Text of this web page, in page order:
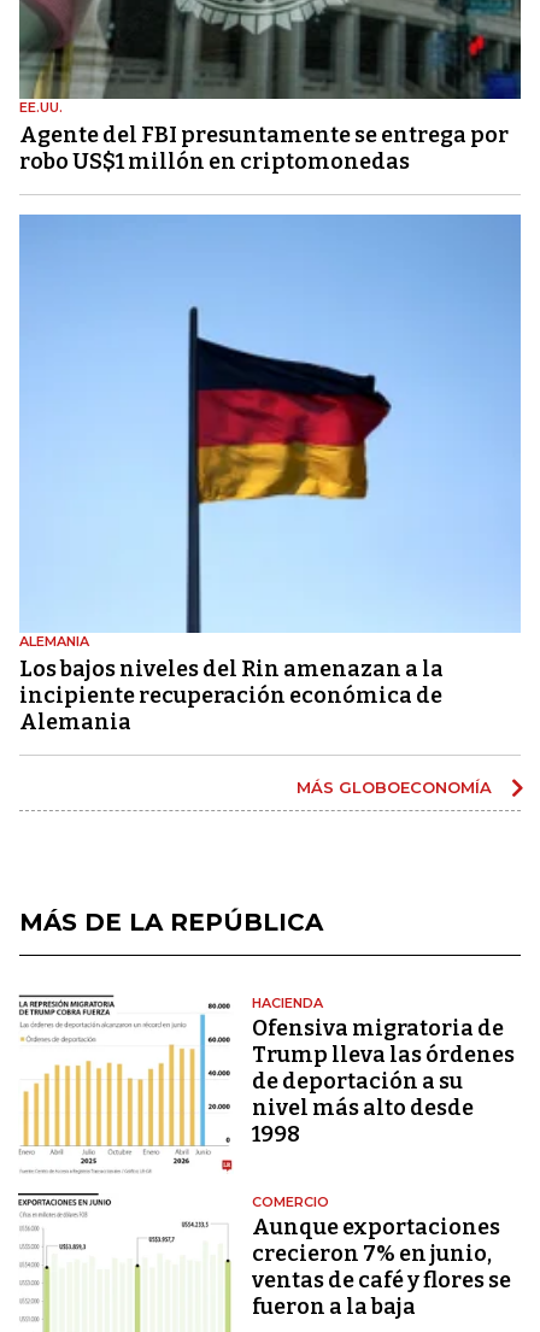
EE.UU.
Agente del FBI presuntamente se entrega por
robo US$1 millón en criptomonedas
ALEMANIA
Los bajos niveles del Rin amenazan a la
incipiente recuperación económica de
Alemania
MÁS GLOBOECONOMÍA
MÁS DE LA REPÚBLICA
HACIENDA
Ofensiva migratoria de
Trump lleva las órdenes
de deportación a su
nivel más alto desde
1998
COMERCIO
Aunque exportaciones
crecieron 7% en junio,
ventas de café y flores se
fueron a la baja